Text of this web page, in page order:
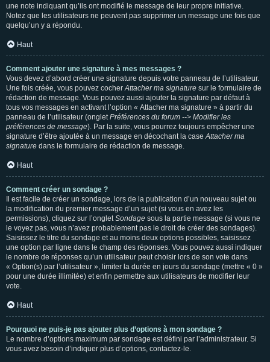
une note indiquant qu’ils ont modifié le message de leur propre initiative.
Notez que les utilisateurs ne peuvent pas supprimer un message une fois que
quelqu’un y a répondu.
Haut
Comment ajouter une signature à mes messages ?
Vous devez d’abord créer une signature depuis votre panneau de l’utilisateur.
Une fois créée, vous pouvez cocherAttacher ma signature sur le formulaire de
rédaction de message. Vous pouvez aussi ajouter la signature par défaut à
tous vos messages en activant l’option « Attacher ma signature » à partir du
panneau de l’utilisateur (ongletPréférences du forum --> Modifier les
préférences de message). Par la suite, vous pourrez toujours empêcher une
signature d’être ajoutée à un message en décochant la caseAttacher ma
signature dans le formulaire de rédaction de message.
Haut
Comment créer un sondage ?
Il est facile de créer un sondage, lors de la publication d’un nouveau sujet ou
la modification du premier message d’un sujet (si vous en avez les
permissions), cliquez sur l’ongletSondage sous la partie message (si vous ne
le voyez pas, vous n’avez probablement pas le droit de créer des sondages).
Saisissez le titre du sondage et au moins deux options possibles, saisissez
une option par ligne dans le champ des réponses. Vous pouvez aussi indiquer
le nombre de réponses qu’un utilisateur peut choisir lors de son vote dans
« Option(s) par l’utilisateur », limiter la durée en jours du sondage (mettre « 0 »
pour une durée illimitée) et enfin permettre aux utilisateurs de modifier leur
vote.
Haut
Pourquoi ne puis-je pas ajouter plus d’options à mon sondage ?
Le nombre d’options maximum par sondage est défini par l’administrateur. Si
vous avez besoin d’indiquer plus d’options, contactez-le.